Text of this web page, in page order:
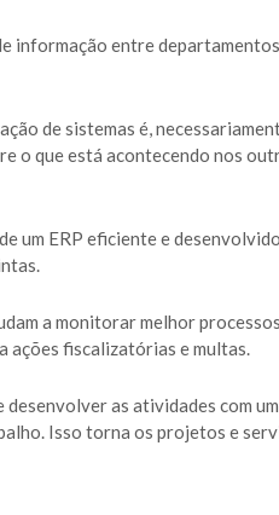
informação entre
de sistemas é,
o que está acontecendo nos
um ERP eficiente e
a monitorar melhor
ações fiscalizatórias e multas.
as atividades com
Isso torna os projetos e